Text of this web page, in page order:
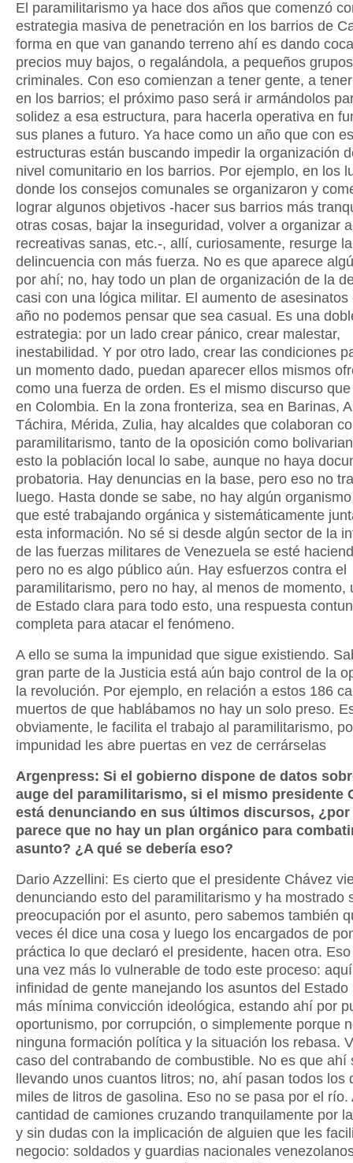
El paramilitarismo ya hace dos años que comenzó
estrategia masiva de penetración en los barrios de
forma en que van ganando terreno ahí es dando
precios muy bajos, o regalándola, a pequeños
criminales. Con eso comienzan a tener gente, a
en los barrios; el próximo paso será ir armándolos
solidez a esa estructura, para hacerla operativa en
sus planes a futuro. Ya hace como un año que con
estructuras están buscando impedir la organización
nivel comunitario en los barrios. Por ejemplo, en los
donde los consejos comunales se organizaron y
lograr algunos objetivos -hacer sus barrios más
otras cosas, bajar la inseguridad, volver a organizar
recreativas sanas, etc.-, allí, curiosamente, resurge la
delincuencia con más fuerza. No es que aparece
por ahí; no, hay todo un plan de organización de la
casi con una lógica militar. El aumento de asesinatos
año no podemos pensar que sea casual. Es una
estrategia: por un lado crear pánico, crear malestar,
inestabilidad. Y por otro lado, crear las condiciones
un momento dado, puedan aparecer ellos mismos
como una fuerza de orden. Es el mismo discurso
en Colombia. En la zona fronteriza, sea en Barinas,
Táchira, Mérida, Zulia, hay alcaldes que colaboran
paramilitarismo, tanto de la oposición como
esto la población local lo sabe, aunque no haya
probatoria. Hay denuncias en la base, pero eso no
luego. Hasta donde se sabe, no hay algún
que esté trabajando orgánica y sistemáticamente
esta información. No sé si desde algún sector de la
de las fuerzas militares de Venezuela se esté
pero no es algo público aún. Hay esfuerzos contra el
paramilitarismo, pero no hay, al menos de momento,
de Estado clara para todo esto, una respuesta
completa para atacar el fenómeno.
A ello se suma la impunidad que sigue existiendo.
gran parte de la Justicia está aún bajo control de la
la revolución. Por ejemplo, en relación a estos 186
muertos de que hablábamos no hay un solo preso.
obviamente, le facilita el trabajo al paramilitarismo,
impunidad les abre puertas en vez de cerrárselas
Argenpress: Si el gobierno dispone de datos
auge del paramilitarismo, si el mismo presidente
está denunciando en sus últimos discursos, ¿por
parece que no hay un plan orgánico para
asunto? ¿A qué se debería eso?
Dario Azzellini: Es cierto que el presidente Chávez
denunciando esto del paramilitarismo y ha mostrado
preocupación por el asunto, pero sabemos también
veces él dice una cosa y luego los encargados de
práctica lo que declaró el presidente, hacen otra.
una vez más lo vulnerable de todo este proceso:
infinidad de gente manejando los asuntos del Estado
más mínima convicción ideológica, estando ahí por
oportunismo, por corrupción, o simplemente porque
ninguna formación política y la situación los rebasa.
caso del contrabando de combustible. No es que ahí
llevando unos cuantos litros; no, ahí pasan todos los
miles de litros de gasolina. Eso no se pasa por el río.
cantidad de camiones cruzando tranquilamente por
y sin dudas con la implicación de alguien que les
negocio: soldados y guardias nacionales